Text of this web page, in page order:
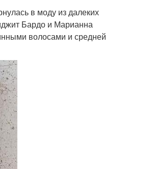
в моду из далеких
Бардо и Марианна
волосами и средней